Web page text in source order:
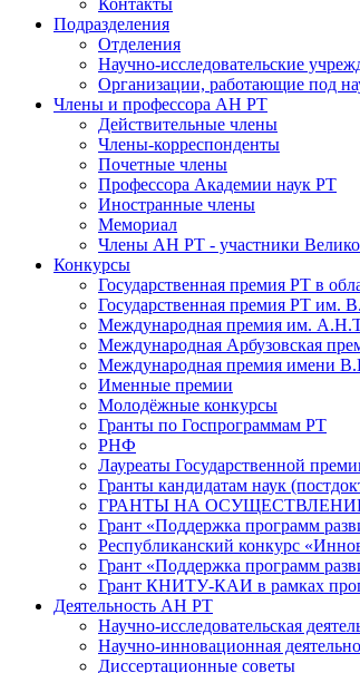
Подразделения
Отделения
Научно-исследовательские
Организации, работающие под
Члены и профессора АН РТ
Действительные члены
Члены-корреспонденты
Почетные члены
Профессора Академии наук РТ
Иностранные члены
Мемориал
Члены АН РТ - участники
Конкурсы
Государственная премия РТ в
Государственная премия РТ им.
Международная премия им.
Международная Арбузовская
Международная премия имени
Именные премии
Молодёжные конкурсы
Гранты по Госпрограммам РТ
РНФ
Лауреаты Государственной
Гранты кандидатам наук
ГРАНТЫ НА
Грант «Поддержка программ
Республиканский конкурс
Грант «Поддержка программ
Грант КНИТУ-КАИ в рамках
Деятельность АН РТ
Научно-исследовательская
Научно-инновационная
Диссертационные советы